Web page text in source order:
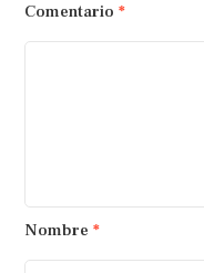
Comentario *
Nombre *